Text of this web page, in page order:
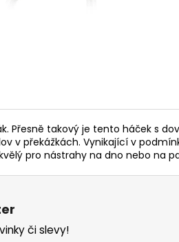
Přesně takový je tento háček
v překážkách. Vynikající v
pro nástrahy na dno nebo na
či slevy!